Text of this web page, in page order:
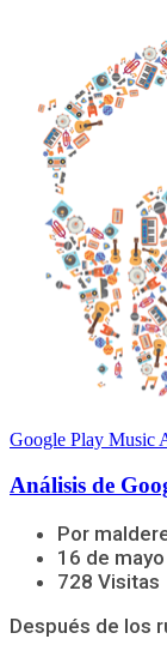
Google Play Music
Análisis de
Por
16 de
728 Visitas
Después de los